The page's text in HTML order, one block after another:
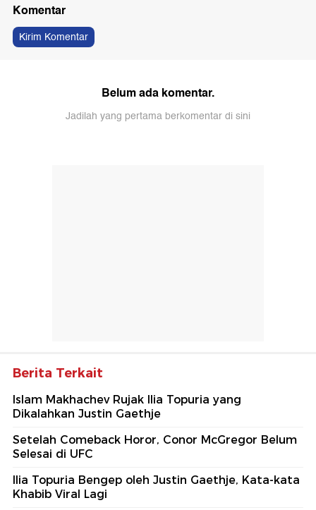
Komentar
Kirim Komentar
Belum ada komentar.
Jadilah yang pertama berkomentar di sini
Berita Terkait
Islam Makhachev Rujak Ilia Topuria yang
Dikalahkan Justin Gaethje
Setelah Comeback Horor, Conor McGregor Belum
Selesai di UFC
Ilia Topuria Bengep oleh Justin Gaethje, Kata-kata
Khabib Viral Lagi